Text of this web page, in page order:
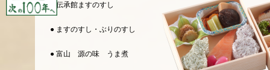
● 伝承館ますのすし
● ますのすし・ぶりのすし
● 富山 源の味 うま煮